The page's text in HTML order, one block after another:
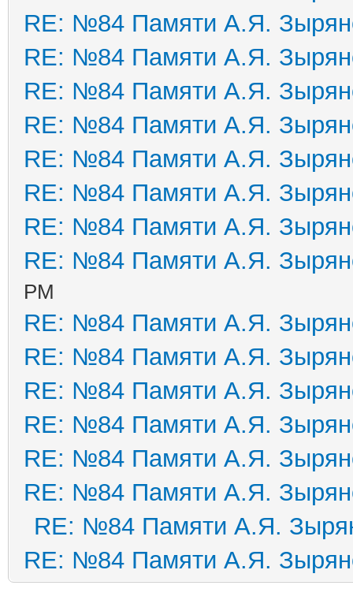
RE: №84 Памяти А.Я.
RE: №84 Памяти А.Я.
RE: №84 Памяти А.Я.
RE: №84 Памяти А.Я.
RE: №84 Памяти А.Я.
RE: №84 Памяти А.Я.
RE: №84 Памяти А.Я.
RE: №84 Памяти А.Я.
PM
RE: №84 Памяти А.Я.
RE: №84 Памяти А.Я.
RE: №84 Памяти А.Я.
RE: №84 Памяти А.Я.
RE: №84 Памяти А.Я.
RE: №84 Памяти А.Я.
RE: №84 Памяти А.Я.
RE: №84 Памяти А.Я.